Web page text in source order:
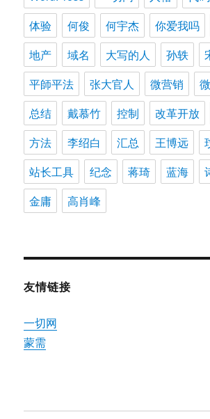
体验
何俊 何宇杰 你爱我吗
地产
域名 大写的人 孙轶
平師平法
张大官人 微营销
总结
戴慕竹 控制 改革开放
方法
李绍白 汇总 王博远
站长工具
纪念 蒋琦 蓝海
金庸
高肖峰
友情链接
一切网
蒙需